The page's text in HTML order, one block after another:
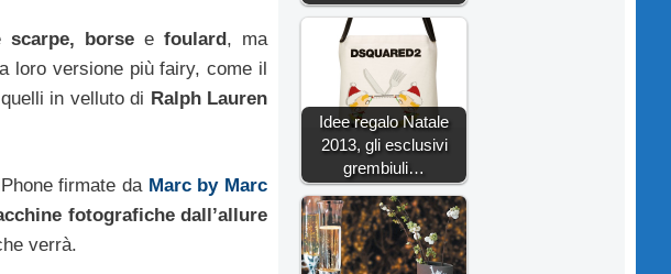
scarpe, borse e foulard, ma
loro versione più fairy, come il
in velluto di Ralph Lauren
firmate da Marc by Marc
fotografiche dall’allure
verrà.
Idee regalo Natale
2013, gli esclusivi
grembiuli…